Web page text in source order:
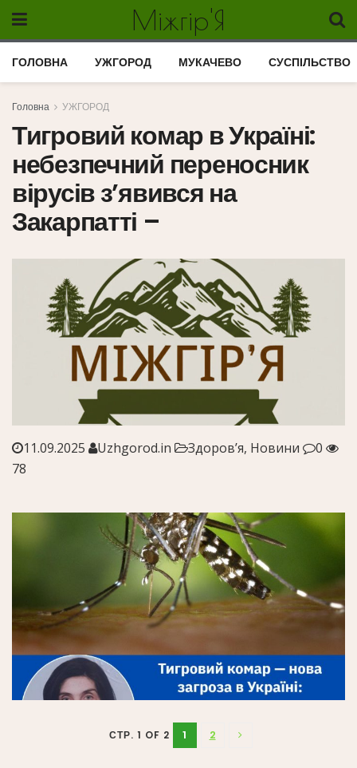
Міжгір'Я
ГОЛОВНА УЖГОРОД МУКАЧЕВО СУСПІЛЬСТВО
Головна УЖГОРОД
Тигровий комар в Україні:
небезпечний переносник
вірусів з’явився на
Закарпатті –
11.09.2025 Uzhgorod.in Здоров’я, Новини
0
78
СТР. 1 OF 2 1 2